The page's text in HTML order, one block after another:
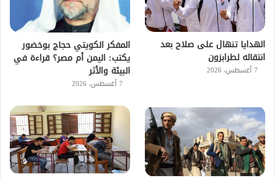
الهدايا تنهال على صلاح بعد
انتقاله لطرابزون
7 أغسطس، 2026
المفكر الكويتي حجاج بوخضور
يكتب: اليمن أم مصر؟ قراءة في
البيئة والأثر
7 أغسطس، 2026